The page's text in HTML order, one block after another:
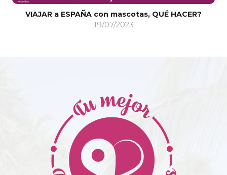
VIAJAR a ESPAÑA con mascotas, QUÉ HACER?
19/07/2023